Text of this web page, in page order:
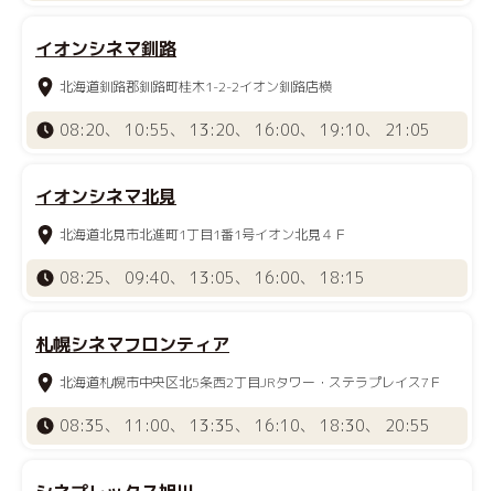
イオンシネマ釧路
北海道釧路郡釧路町桂木1-2-2イオン釧路店横
08:20、 10:55、 13:20、 16:00、 19:10、 21:05
イオンシネマ北見
北海道北見市北進町1丁目1番1号イオン北見４Ｆ
08:25、 09:40、 13:05、 16:00、 18:15
札幌シネマフロンティア
北海道札幌市中央区北5条西2丁目JRタワー・ステラプレイス7Ｆ
08:35、 11:00、 13:35、 16:10、 18:30、 20:55